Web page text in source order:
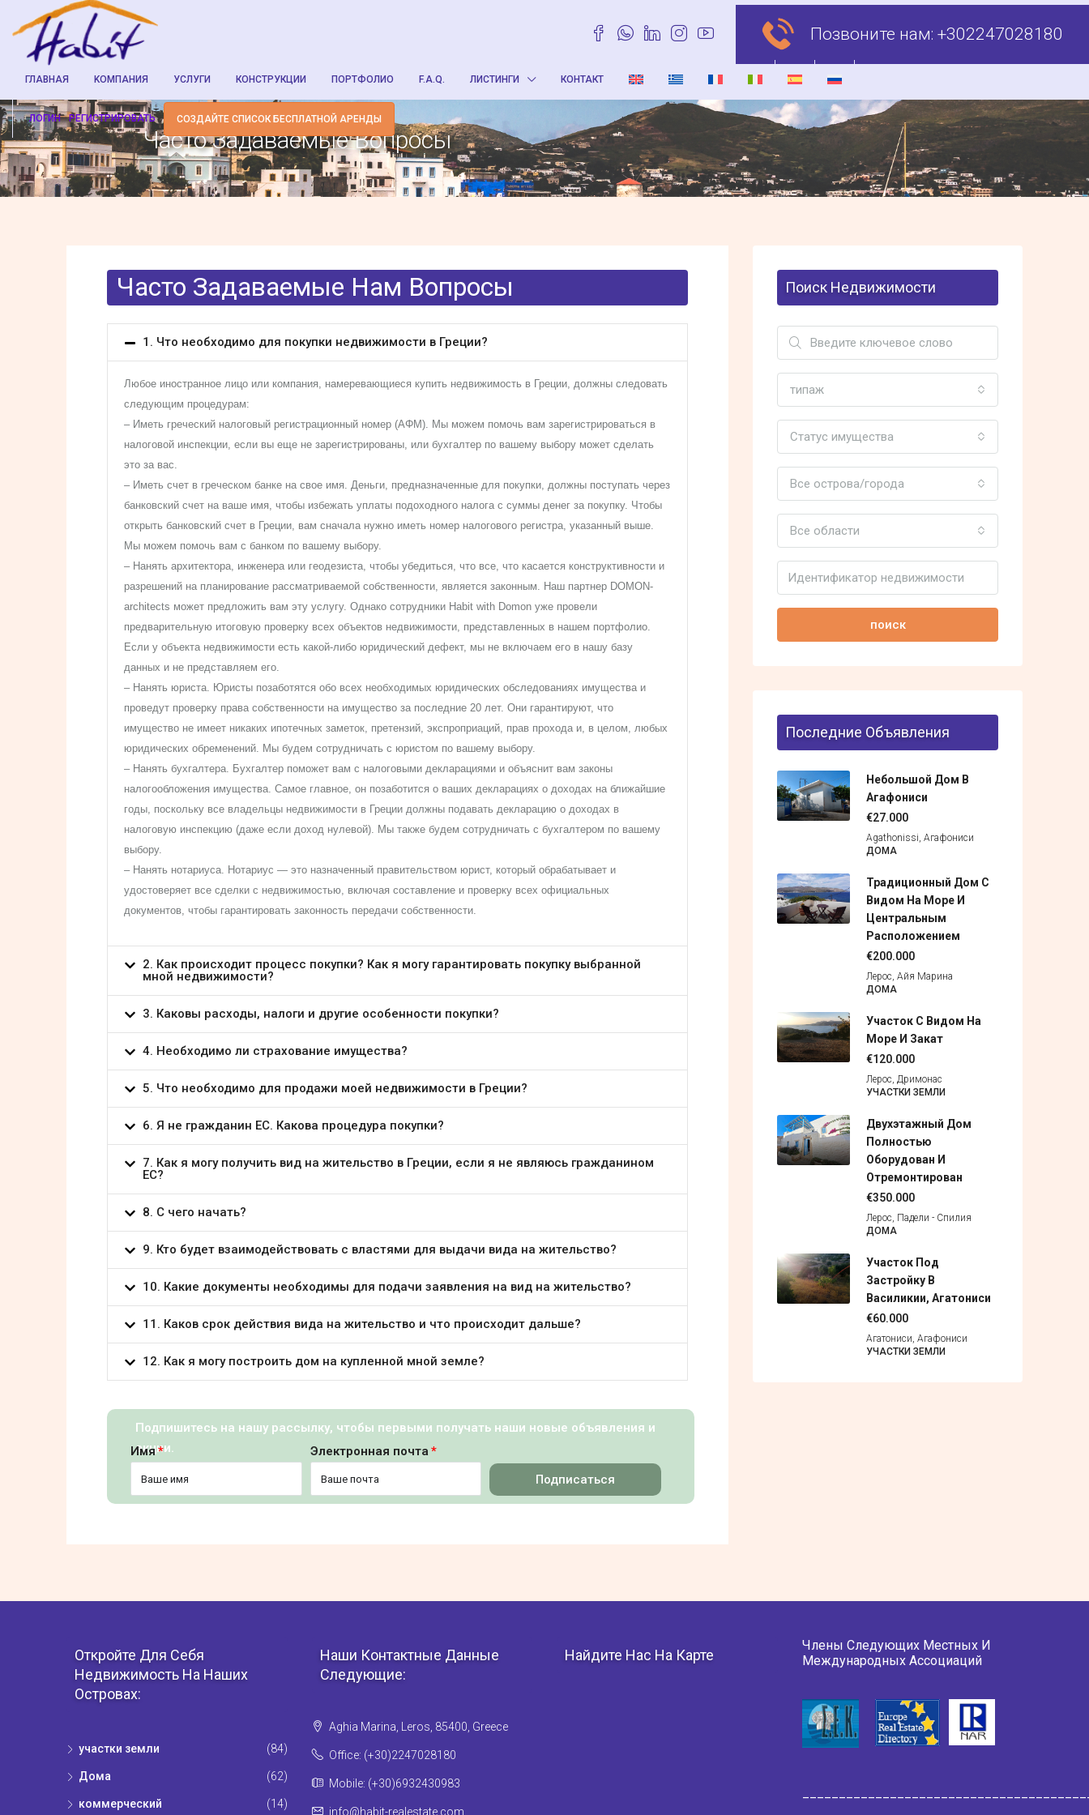
Позвоните нам: +302247028180
ГЛАВНАЯ KОМПАНИЯ УСЛУГИ КОНСТРУКЦИИ ПОРТФОЛИО F.A.Q. ЛИСТИНГИ КОНТАКТ
ЛОГИН РЕГИСТРИРОВАТЬ СОЗДАЙТЕ СПИСОК БЕСПЛАТНОЙ АРЕНДЫ
Часто Задаваемые Вопросы
Часто Задаваемые Нам Вопросы
1. Что необходимо для покупки недвижимости в Греции?
Любое иностранное лицо или компания, намеревающиеся купить недвижимость в Греции, должны следовать
следующим процедурам:
– Иметь греческий налоговый регистрационный номер (ΑΦΜ). Мы можем помочь вам зарегистрироваться в
налоговой инспекции, если вы еще не зарегистрированы, или бухгалтер по вашему выбору может сделать
это за вас.
– Иметь счет в греческом банке на свое имя. Деньги, предназначенные для покупки, должны поступать через
банковский счет на ваше имя, чтобы избежать уплаты подоходного налога с суммы денег за покупку. Чтобы
открыть банковский счет в Греции, вам сначала нужно иметь номер налогового регистра, указанный выше.
Мы можем помочь вам с банком по вашему выбору.
– Нанять архитектора, инженера или геодезиста, чтобы убедиться, что все, что касается конструктивности и
разрешений на планирование рассматриваемой собственности, является законным. Наш партнер DOMON-
architects может предложить вам эту услугу. Однако сотрудники Habit with Domon уже провели
предварительную итоговую проверку всех объектов недвижимости, представленных в нашем портфолио.
Если у объекта недвижимости есть какой-либо юридический дефект, мы не включаем его в нашу базу
данных и не представляем его.
– Нанять юриста. Юристы позаботятся обо всех необходимых юридических обследованиях имущества и
проведут проверку права собственности на имущество за последние 20 лет. Они гарантируют, что
имущество не имеет никаких ипотечных заметок, претензий, экспроприаций, прав прохода и, в целом, любых
юридических обременений. Мы будем сотрудничать с юристом по вашему выбору.
– Нанять бухгалтера. Бухгалтер поможет вам с налоговыми декларациями и объяснит вам законы
налогообложения имущества. Самое главное, он позаботится о ваших декларациях о доходах на ближайшие
годы, поскольку все владельцы недвижимости в Греции должны подавать декларацию о доходах в
налоговую инспекцию (даже если доход нулевой). Мы также будем сотрудничать с бухгалтером по вашему
выбору.
– Нанять нотариуса. Нотариус — это назначенный правительством юрист, который обрабатывает и
удостоверяет все сделки с недвижимостью, включая составление и проверку всех официальных
документов, чтобы гарантировать законность передачи собственности.
2. Как происходит процесс покупки? Как я могу гарантировать покупку выбранной
мной недвижимости?
3. Каковы расходы, налоги и другие особенности покупки?
4. Необходимо ли страхование имущества?
5. Что необходимо для продажи моей недвижимости в Греции?
6. Я не гражданин ЕС. Какова процедура покупки?
7. Как я могу получить вид на жительство в Греции, если я не являюсь гражданином
ЕС?
8. С чего начать?
9. Кто будет взаимодействовать с властями для выдачи вида на жительство?
10. Какие документы необходимы для подачи заявления на вид на жительство?
11. Каков срок действия вида на жительство и что происходит дальше?
12. Как я могу построить дом на купленной мной земле?
Подпишитесь на нашу рассылку, чтобы первыми получать наши новые объявления и
акции.
Имя
Электронная почта
Подписаться
Поиск Недвижимости
типаж
Статус имущества
Все острова/города
Все области
поиск
Последние Объявления
Небольшой Дом В
Агафониси
€27.000
Agathonissi, Агафониси
ДОМА
Традиционный Дом С
Видом На Море И
Центральным
Расположением
€200.000
Лерос, Айя Марина
ДОМА
Участок С Видом На
Море И Закат
€120.000
Лерос, Дримонас
УЧАСТКИ ЗЕМЛИ
Двухэтажный Дом
Полностью
Оборудован И
Отремонтирован
€350.000
Лерос, Падели - Спилия
ДОМА
Участок Под
Застройку В
Василикии, Агатониси
€60.000
Агатониси, Агафониси
УЧАСТКИ ЗЕМЛИ
Откройте Для Себя
Недвижимость На Наших
Островах:
участки земли (84)
Дома (62)
коммерческий (14)
Наши Контактные Данные
Следующие:
Aghia Marina, Leros, 85400, Greece
Office: (+30)2247028180
Mobile: (+30)6932430983
info@habit-realestate.com
Найдите Нас На Карте
Члены Следующих Местных И
Международных Ассоциаций